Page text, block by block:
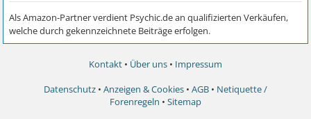
Kontakt • Über uns • Impressum
Datenschutz • Anzeigen & Cookies • AGB • Netiquette /
Forenregeln • Sitemap